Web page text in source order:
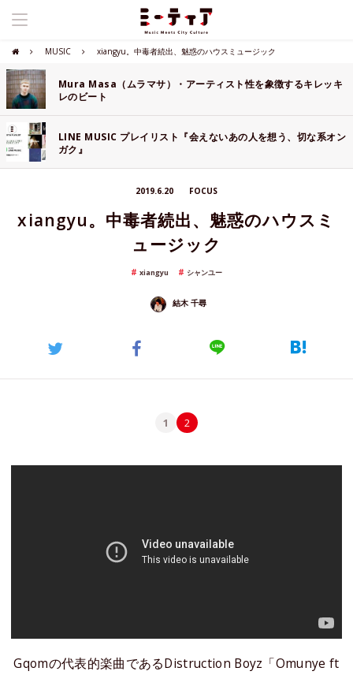
MUSIC xiangyu。中毒者続出、魅惑のハウスミュージック
Mura Masa（ムラマサ）・アーティスト性を象徴するキレッキ
レのビート
LINE MUSIC プレイリスト『会えないあの人を想う、切な系オン
ガク』
2019.6.20 FOCUS
xiangyu。中毒者続出、魅惑のハウスミ
ュージック
xiangyu シャンユー
結木 千尋
1 2
Gqomの代表的楽曲であるDistruction Boyz「Omunye ft